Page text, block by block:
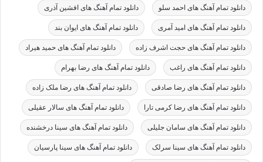
دانلود تمام آهنگ های احمد سلو دانلود تمام آهنگ های افشین آذری
دانلود تمام آهنگ های امید آمری دانلود تمام آهنگ های ایوان بند
دانلود تمام آهنگ های حجت اشرف زاده دانلود تمام آهنگ های حمید هیراد
دانلود تمام آهنگ های راغب دانلود تمام آهنگ های رضا بهرام
دانلود تمام آهنگ های رضا صادقی دانلود تمام آهنگ های رضا ملک زاده
دانلود تمام آهنگ های رضا کرمی تارا دانلود تمام آهنگ های سالار عقیلی
دانلود تمام آهنگ های سامان جلیلی دانلود تمام آهنگ های سینا درخشنده
دانلود تمام آهنگ های سینا سرلک دانلود تمام آهنگ های سینا پارسیان